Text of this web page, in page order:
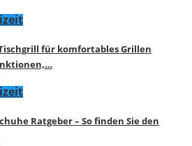
für komfortables Grillen
Ratgeber – So finden Sie den